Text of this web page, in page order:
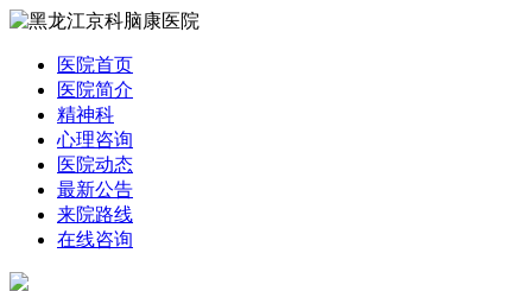
医院首页
医院简介
精神科
心理咨询
医院动态
最新公告
来院路线
在线咨询